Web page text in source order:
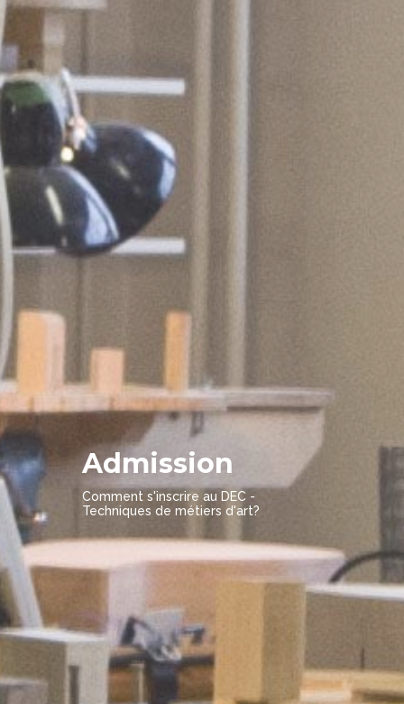
Admission
Comment s'inscrire au DEC -
Techniques de métiers d'art?